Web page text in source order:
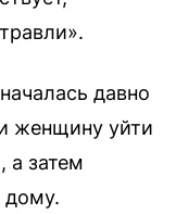
давно
женщину уйти
а затем
дому.